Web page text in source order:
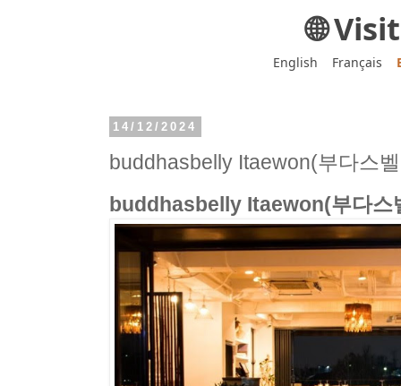
🌐
English Français
14/12/2024
buddhasbelly Itaewon(부다스
buddhasbelly Itaewon(부다스